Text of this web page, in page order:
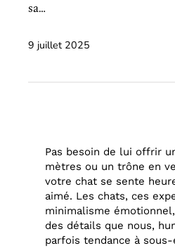
sa…
9 juillet 2025
Pas besoin de lui offrir
mètres ou un trône en
votre chat se sente
aimé. Les chats, ces
minimalisme
des détails que nous,
parfois tendance à